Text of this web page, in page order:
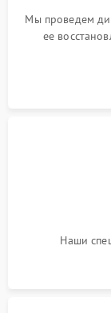
Мы проведем
ее
Наши